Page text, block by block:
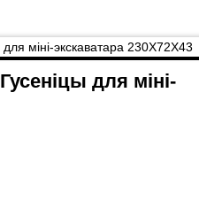
230X96X30
Гусеніцы для міні-